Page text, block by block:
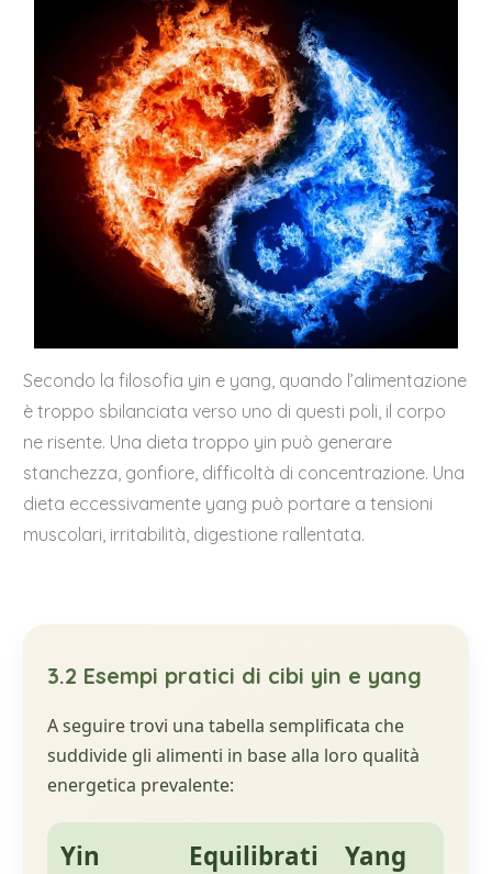
Secondo la filosofia yin e yang, quando l’alimentazione
è troppo sbilanciata verso uno di questi poli, il corpo
ne risente. Una dieta troppo yin può generare
stanchezza, gonfiore, difficoltà di concentrazione. Una
dieta eccessivamente yang può portare a tensioni
muscolari, irritabilità, digestione rallentata.
3.2 Esempi pratici di cibi yin e yang
A seguire trovi una tabella semplificata che
suddivide gli alimenti in base alla loro qualità
energetica prevalente:
Yin Equilibrati Yang